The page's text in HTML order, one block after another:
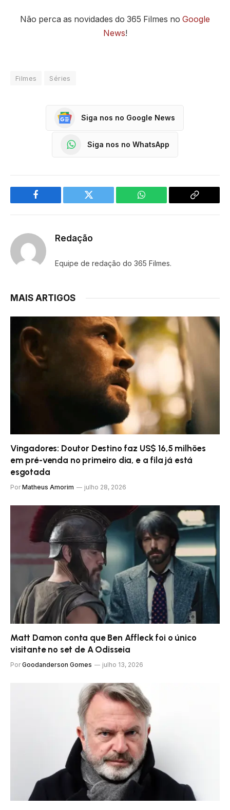
Não perca as novidades do 365 Filmes no Google
News!
Filmes Séries
Siga nos no Google News
Siga nos no WhatsApp
Facebook Twitter WhatsApp
Copy
Redação
Equipe de redação do 365 Filmes.
MAIS ARTIGOS
Vingadores: Doutor Destino faz US$ 16,5 milhões
em pré-venda no primeiro dia, e a fila já está
esgotada
Por Matheus Amorim julho 28, 2026
Matt Damon conta que Ben Affleck foi o único
visitante no set de A Odisseia
Por Goodanderson Gomes julho 13, 2026